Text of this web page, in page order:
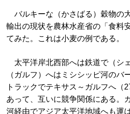
バルキーな（かさばる）穀物の
輸出の現状を農林水産省の「食料
てみた。これは小麦の例である。
太平洋岸北西部へは鉄道で（シ
（ガルフ）へはミシシッピ河のバ
トラックでテキサス～ガルフへ（
あって、互いに競争関係にある。
河経由でアジア太平洋地域へも運